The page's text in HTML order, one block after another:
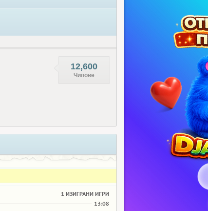
12,600
Чипове
1 ИЗИГРАНИ ИГРИ
13:08